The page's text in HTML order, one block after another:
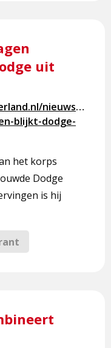
uit
nieuws/
blijkt-dodge-
het korps
Dodge
is hij